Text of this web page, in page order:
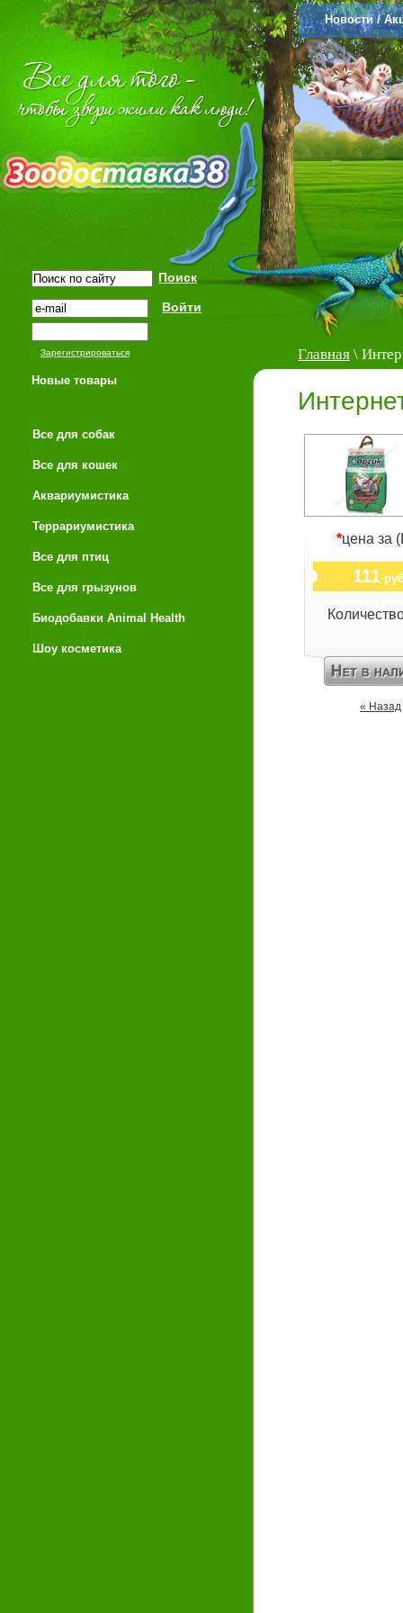
Новости /
Новые товары
Все для собак
Все для кошек
Аквариумистика
Террариумистика
Все для птиц
Все для грызунов
Биодобавки Animal Health
Шоу косметика
Главная \
*цена за
111
« Назад
Зарегистрироваться